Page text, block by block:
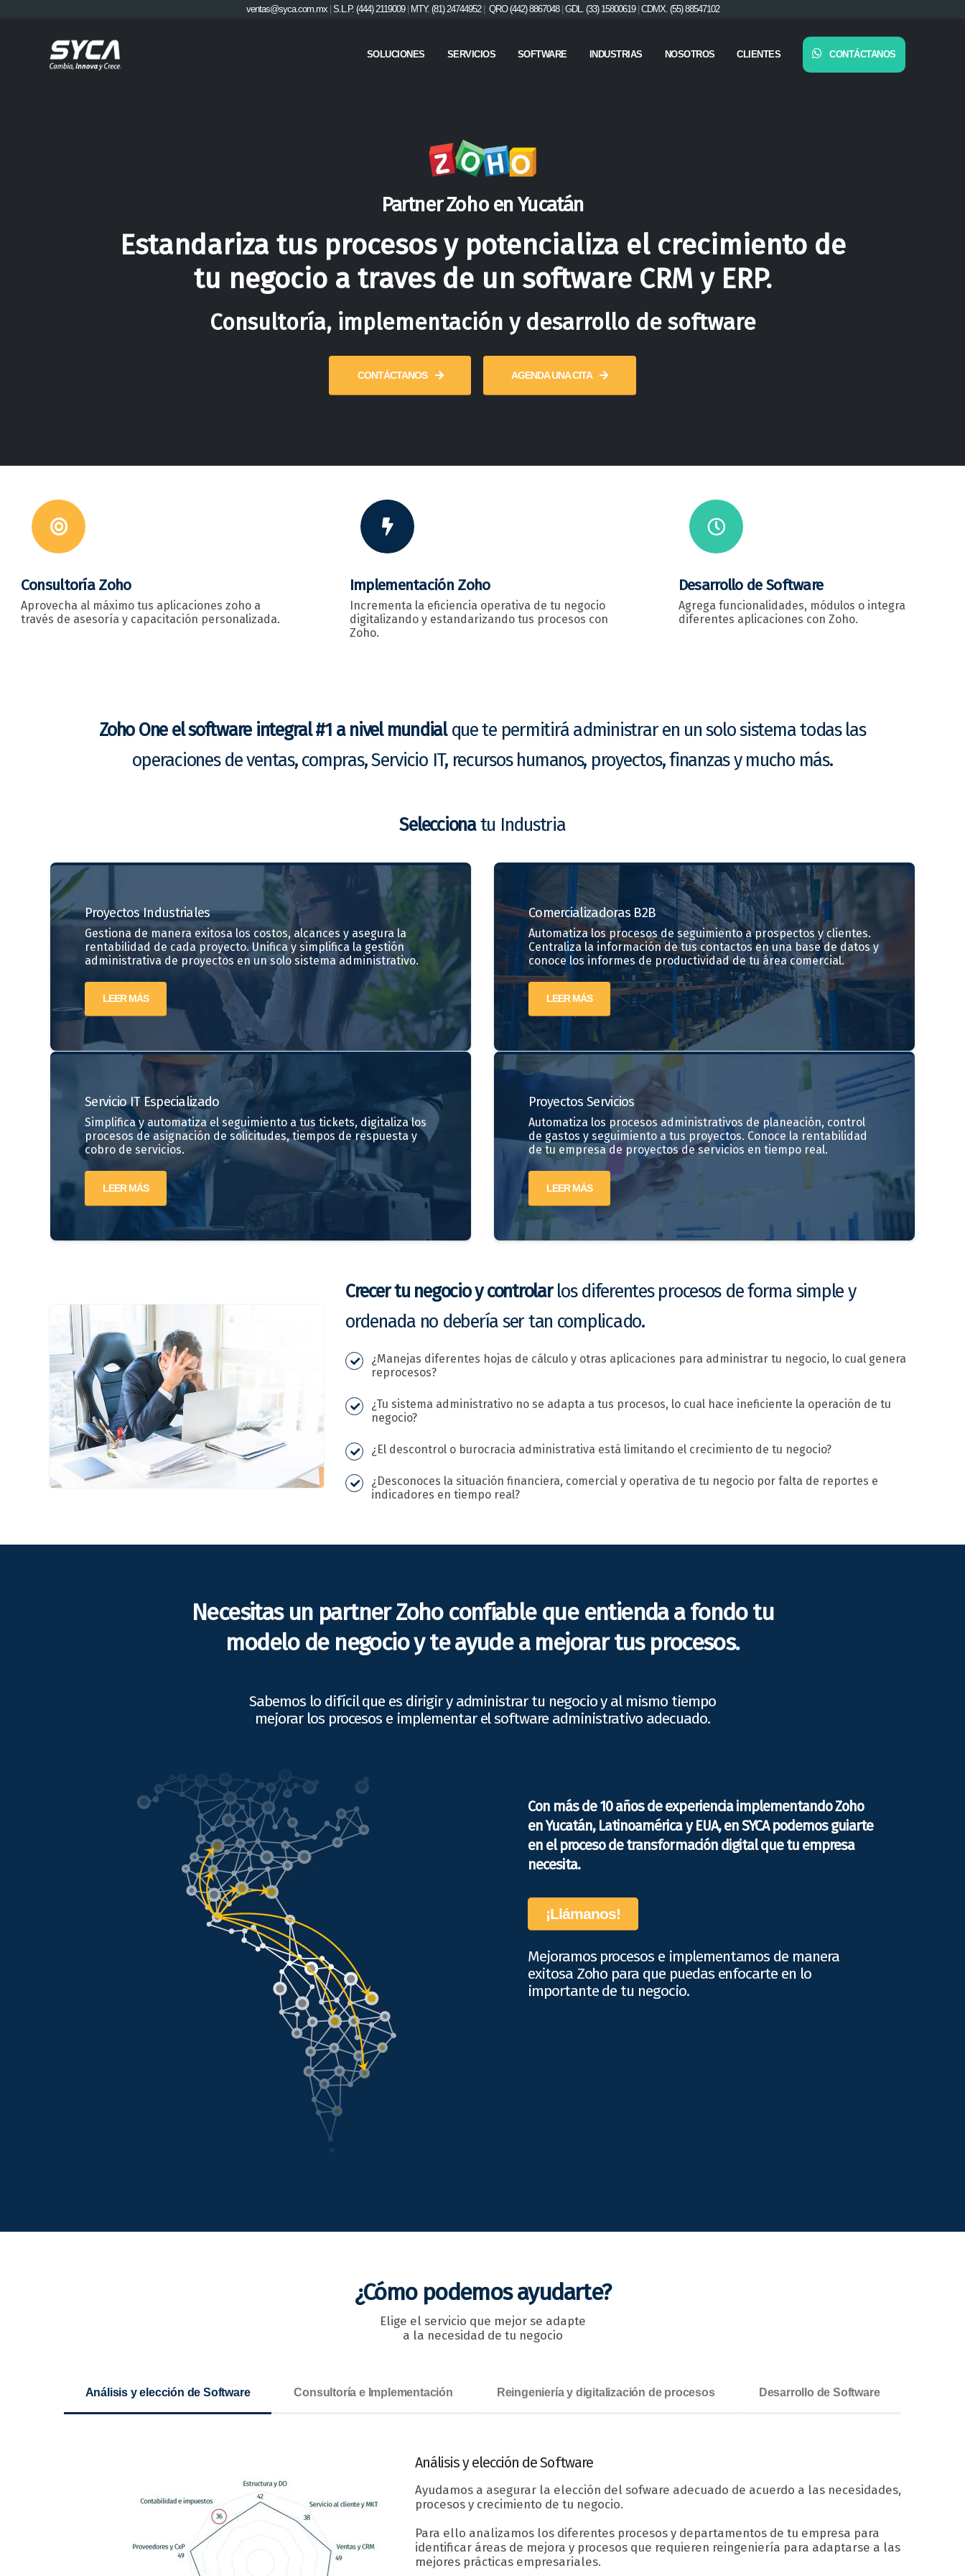
ventas@syca.com.mx| S.L.P. (444) 2119009| MTY. (81) 24744952| QRO (442) 8867048| GDL. (33) 15800619| CDMX. (55) 88547102
SOLUCIONES SERVICIOS SOFTWARE INDUSTRIAS NOSOTROS CLIENTES CONTÁCTANOS
Partner Zoho en Yucatán
Estandariza tus procesos y potencializa el crecimiento de
tu negocio a traves de un software CRM y ERP.
Consultoría, implementación y desarrollo de software
CONTÁCTANOS AGENDA UNA CITA
Consultoría Zoho
Aprovecha al máximo tus aplicaciones zoho a
través de asesoría y capacitación personalizada.
Implementación Zoho
Incrementa la eficiencia operativa de tu negocio
digitalizando y estandarizando tus procesos con
Zoho.
Desarrollo de Software
Agrega funcionalidades, módulos o integra
diferentes aplicaciones con Zoho.
Zoho One el software integral #1 a nivel mundialque te permitirá administrar en un solo sistema todas las
operaciones de ventas, compras, Servicio IT, recursos humanos, proyectos, finanzas y mucho más.
Seleccionatu Industria
ProyectosIndustriales
Gestiona de manera exitosa los costos, alcances y asegura la
rentabilidad de cada proyecto. Unifica y simplifica la gestión
administrativa de proyectos en un solo sistema administrativo.
LEER MÁS
Comercializadoras B2B
Automatiza los procesos de seguimiento a prospectos y clientes.
Centraliza la información de tus contactos en una base de datos y
conoce los informes de productividad de tu área comercial.
LEER MÁS
Servicio IT Especializado
Simplifica y automatiza el seguimiento a tus tickets, digitaliza los
procesos de asignación de solicitudes, tiempos de respuesta y
cobro de servicios.
LEER MÁS
Proyectos Servicios
Automatiza los procesos administrativos de planeación, control
de gastos y seguimiento a tus proyectos. Conoce la rentabilidad
de tu empresa de proyectos de servicios en tiempo real.
LEER MÁS
Crecer tu negocio y controlarlos diferentes procesos de forma simple y
ordenada no debería ser tan complicado.
¿Manejas diferentes hojas de cálculo y otras aplicaciones para administrar tu negocio, lo cual genera
reprocesos?
¿Tu sistema administrativo no se adapta a tus procesos, lo cual hace ineficiente la operación de tu
negocio?
¿El descontrol o burocracia administrativa está limitando el crecimiento de tu negocio?
¿Desconoces la situación financiera, comercial y operativa de tu negocio por falta de reportes e
indicadores en tiempo real?
Necesitas un partner Zoho confiable que entienda a fondo tu
modelo de negocio y te ayude a mejorar tus procesos.
Sabemos lo difícil que es dirigir y administrar tu negocio y al mismo tiempo
mejorar los procesos e implementar el software administrativo adecuado.
Con más de 10 años de experiencia implementando Zoho
en Yucatán, Latinoamérica y EUA, en SYCA podemos guiarte
en el proceso de transformación digital que tu empresa
necesita.
¡Llámanos!
Mejoramos procesos e implementamos de manera
exitosa Zoho para que puedas enfocarte en lo
importante de tu negocio.
¿Cómo podemos ayudarte?
Elige el servicio que mejor se adapte
a la necesidad de tu negocio
Análisis y elección de Software Consultoría e Implementación Reingeniería y digitalización de procesos Desarrollo de Software
Análisis y elección de Software
Ayudamos a asegurar la elección del sofware adecuado de acuerdo a las necesidades,
procesos y crecimiento de tu negocio.
Para ello analizamos los diferentes procesos y departamentos de tu empresa para
identificar áreas de mejora y procesos que requieren reingeniería para adaptarse a las
mejores prácticas empresariales.